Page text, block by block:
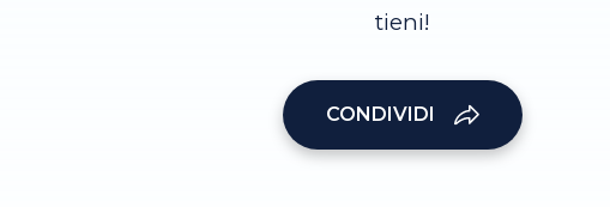
tieni!
CONDIVIDI